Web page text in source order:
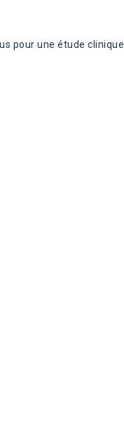
pour une étude clinique